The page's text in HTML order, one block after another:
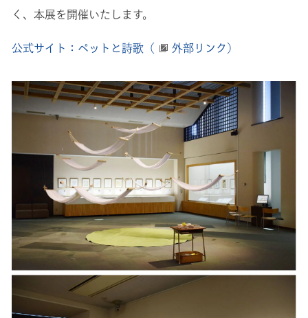
く、本展を開催いたします。
公式サイト：ペットと詩歌（ 外部リンク）